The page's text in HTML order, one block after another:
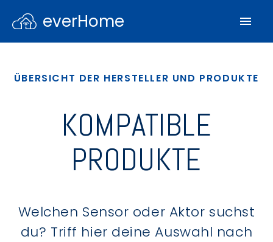
everHome
ÜBERSICHT DER HERSTELLER UND PRODUKTE
KOMPATIBLE
PRODUKTE
Welchen Sensor oder Aktor suchst
du? Triff hier deine Auswahl nach